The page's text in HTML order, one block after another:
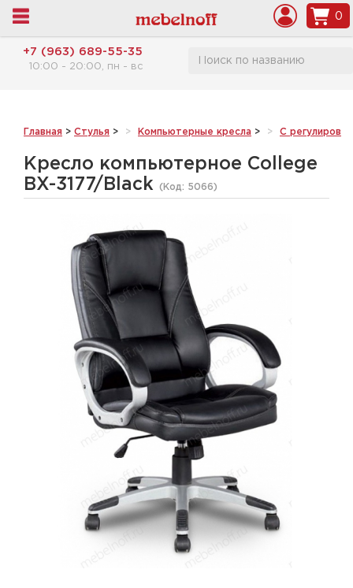
0
+7 (963) 689-55-35
10:00 - 20:00, пн - вс
Главная > Стулья > Компьютерные кресла > С
Кресло компьютерное College
BX-3177/Black
(Код: 5066)